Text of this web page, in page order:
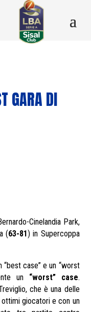
GARA DI
Cinelandia Park,
(63-81) in Supercoppa
case” e un “worst
un “worst” case.
che è una delle
giocatori e con un